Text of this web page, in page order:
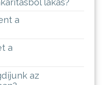
a
a
az